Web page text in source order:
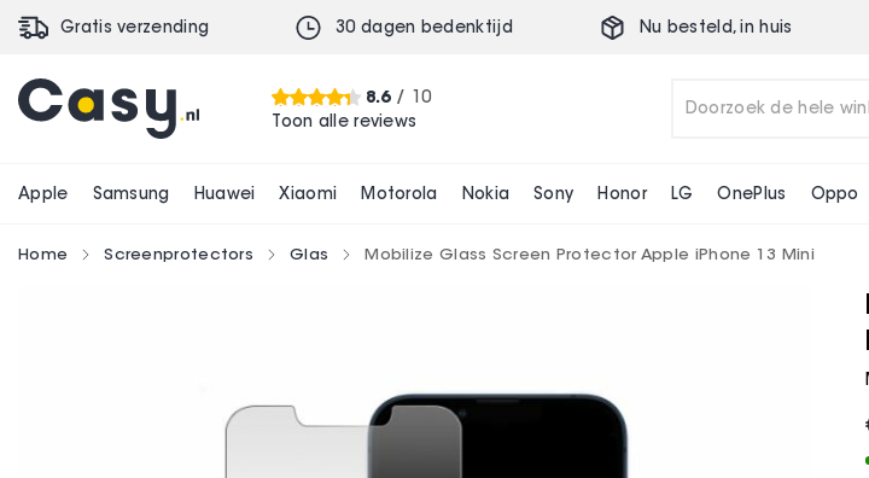
Gratis verzending 30 dagen bedenktijd Nu besteld,in huis
8.6/ 10
Toon alle reviews
Apple Samsung Huawei Xiaomi Motorola Nokia Sony Honor LG OnePlus Oppo
Home Screenprotectors Glas Mobilize Glass Screen Protector Apple iPhone 13 Mini
Mobilize Glass Screen Protector Apple iPhone 13 Mini